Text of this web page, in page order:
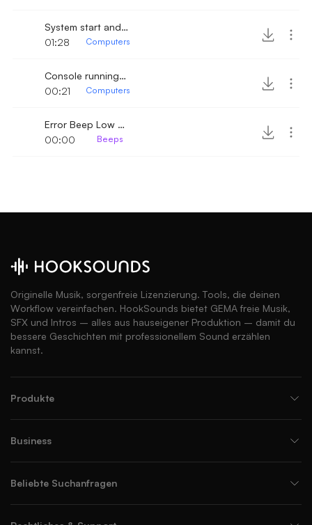
System start and welcome tone
01:28
Computers
Console running with beeping sound
00:21
Computers
Error Beep Low Short
00:00
Beeps
Originelle Musik, sorgenfreie Lizenzierung. Tools, die deinen
Workflow vereinfachen. HookSounds bietet GEMA freie Musik,
SFX und Intros – alles aus hauseigener Produktion – damit du
bessere Geschichten mit professionellem Sound erzählen
kannst.
Produkte
Business
Beliebte Suchanfragen